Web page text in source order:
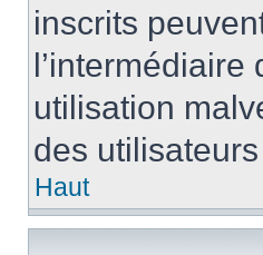
inscrits
l’intermédiaire
utilisation
des
Haut